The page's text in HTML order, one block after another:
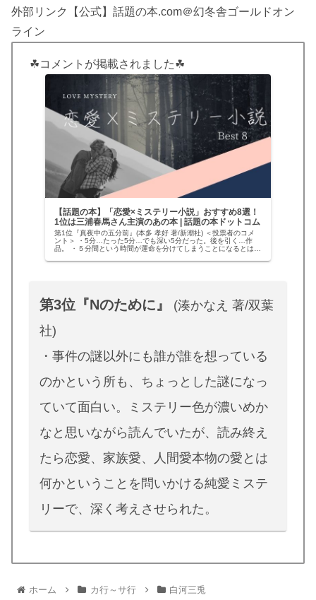
外部リンク【公式】話題の本.com＠幻冬舎ゴールドオン
ライン
☘コメントが掲載されました☘
【話題の本】「恋愛×ミステリー小説」おすすめ8選！
1位は三浦春馬さん主演のあの本 | 話題の本ドットコム
第1位『真夜中の五分前』(本多 孝好 著/新潮社) ＜投票者のコメ
ント＞ ・5分…たった5分…でも深い5分だった。後を引く…作
品。 ・５分間という時間が運命を分けてしまうことになるとは…
第3位『Nのために』
(湊かなえ 著/双葉
社)
・事件の謎以外にも誰が誰を想っている
のかという所も、ちょっとした謎になっ
ていて面白い。ミステリー色が濃いめか
なと思いながら読んでいたが、読み終え
たら恋愛、家族愛、人間愛本物の愛とは
何かということを問いかける純愛ミステ
リーで、深く考えさせられた。
ホーム カ行～サ行 白河三兎